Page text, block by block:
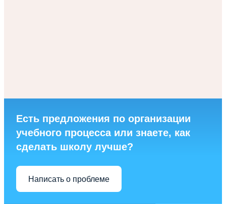
Есть предложения по организации
учебного процесса или знаете, как
сделать школу лучше?
Написать о проблеме